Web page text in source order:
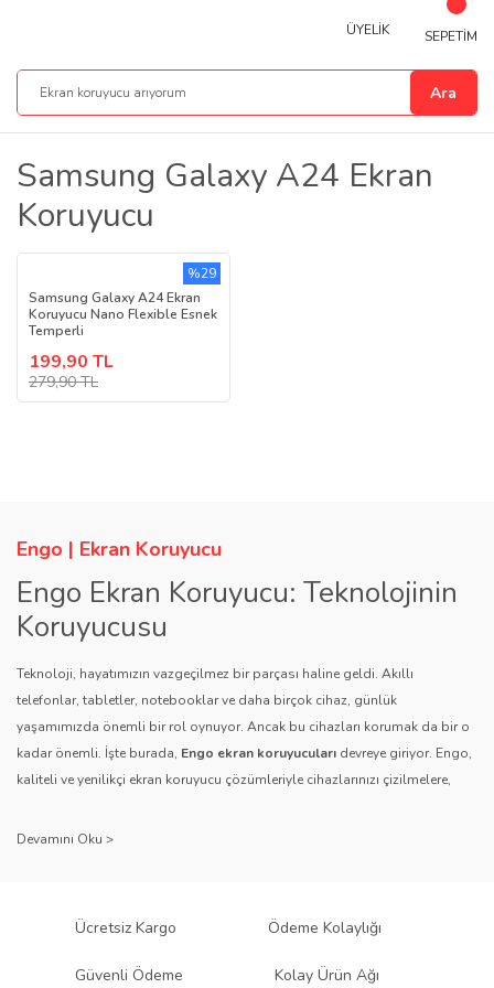
Ara
ÜYELİK SEPETİM
Samsung Galaxy A24 Ekran
Koruyucu
Samsung Galaxy A24 Ekran
Koruyucu Nano Flexible Esnek
Temperli
199,90 TL
279,90 TL
%29
Engo | Ekran Koruyucu
Engo Ekran Koruyucu: Teknolojinin
Koruyucusu
Teknoloji, hayatımızın vazgeçilmez bir parçası haline geldi. Akıllı
telefonlar, tabletler, notebooklar ve daha birçok cihaz, günlük
yaşamımızda önemli bir rol oynuyor. Ancak bu cihazları korumak da bir o
kadar önemli. İşte burada, Engo ekran koruyucuları devreye giriyor. Engo,
kaliteli ve yenilikçi ekran koruyucu çözümleriyle cihazlarınızı çizilmelere,
sağlıyor.
Engo ekran koruyucuları
, uzun yıllara dayanan tecrübesi ve teknolojiye
ürününü titiz bir kalite kontrol sürecinden geçirir. Kullanıcı dostu tasarımı
Ücretsiz Kargo Ödeme Kolaylığı
Güvenli Ödeme Kolay Ürün Ağı